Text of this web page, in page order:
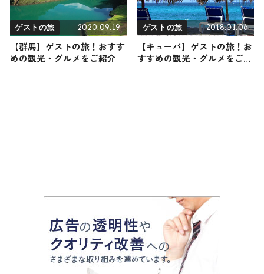
ゲストの旅 2020.09.19
【群馬】ゲストの旅！おすす
めの観光・グルメをご紹介
ゲストの旅 2018.01.06
【キューバ】ゲストの旅！お
すすめの観光・グルメをご紹